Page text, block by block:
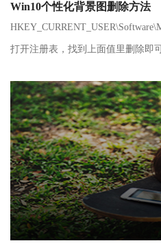
Win10个性化背景图删除方法
打开注册表，找到上面值里删除即可